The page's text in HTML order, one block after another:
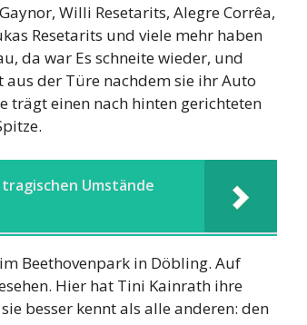
Willi Resetarits, Alegre Corrêa,
Resetarits und viele mehr haben
da war Es schneite wieder, und
der Türe nachdem sie ihr Auto
trägt einen nach hinten gerichteten
Umstände
Beethovenpark in Döbling. Auf
Hier hat Tini Kainrath ihre
besser kennt als alle anderen: den